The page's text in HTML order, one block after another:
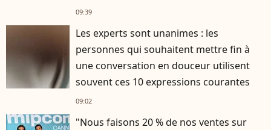
09:39
Les experts sont unanimes : les
personnes qui souhaitent mettre fin à
une conversation en douceur utilisent
souvent ces 10 expressions courantes
09:02
"Nous faisons 20 % de nos ventes sur